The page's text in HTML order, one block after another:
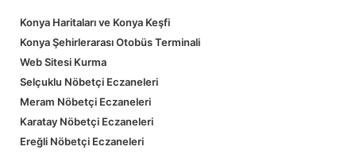
Konya Haritaları ve Konya Keşfi
Konya Şehirlerarası Otobüs Terminali
Web Sitesi Kurma
Selçuklu Nöbetçi Eczaneleri
Meram Nöbetçi Eczaneleri
Karatay Nöbetçi Eczaneleri
Ereğli Nöbetçi Eczaneleri